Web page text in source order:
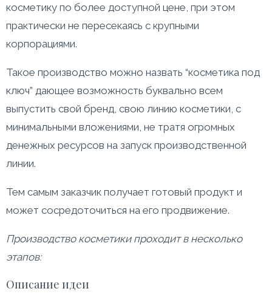
косметику по более доступной цене, при этом
практически не пересекаясь с крупными
корпорациями.
Такое производство можно назвать “косметика под
ключ” дающее возможность буквально всем
выпустить свой бренд, свою линию косметики, с
минимальными вложениями, не тратя огромных
денежных ресурсов на запуск производственной
линии.
Тем самым заказчик получает готовый продукт и
может сосредоточиться на его продвижение.
Производство косметики проходит в несколько
этапов:
Описание идеи